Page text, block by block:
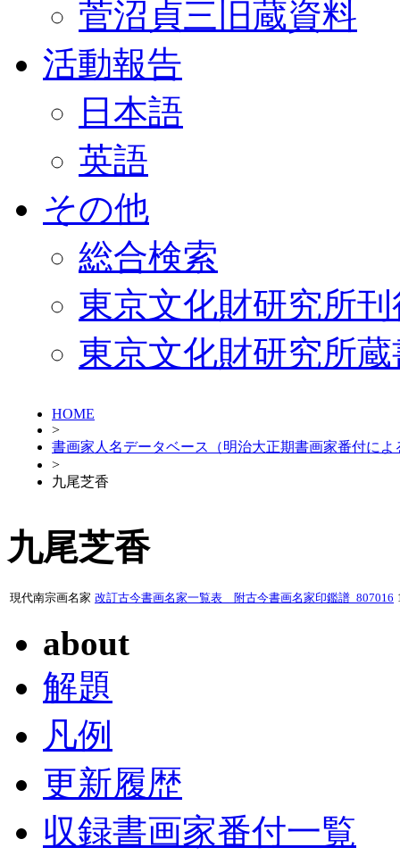
菅沼貞三旧蔵資料
活動報告
日本語
英語
その他
総合検索
東京文化財研究所
東京文化財研究所
HOME
>
書画家人名データベース（明治大正期書画家番付によ
>
九尾芝香
九尾芝香
現代南宗画名家 改訂古今書画名家一覧表 附古今書画名家印鑑譜_807016
about
解題
凡例
更新履歴
収録書画家番付一覧